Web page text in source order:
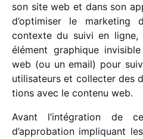
son site web et dans son
d’optimiser le
contexte du suivi en
élément graphique
web (ou un email) pour
utili­sa­teurs et collec­ter des
tions avec le contenu web.
Avant l’intégration de
d’approbation impli­quant